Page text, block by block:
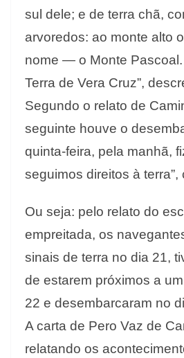
sul dele; e de terra chã,
arvoredos: ao monte alto
nome — o Monte
Terra de Vera Cruz”,
Segundo o relato de
seguinte houve o
quinta-feira, pela manhã,
seguimos direitos à terra”,
Ou seja: pelo relato do
empreitada, os
sinais de terra no dia 21,
de estarem próximos a
22 e desembarcaram no
A carta de Pero Vaz de
relatando os